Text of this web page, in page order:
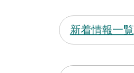
新着情報一覧